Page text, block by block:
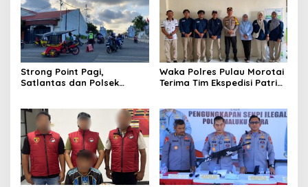
Strong Point Pagi,
Satlantas dan Polsek
serta Keselamatan Berlalu
Lintas
Waka Polres Pulau Morotai
Terima Tim Ekspedisi Patriot
Wilayah Morotai